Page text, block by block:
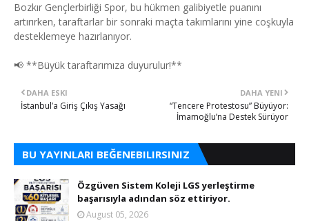
Bozkır Gençlerbirliği Spor, bu hükmen galibiyetle puanını
artırırken, taraftarlar bir sonraki maçta takımlarını yine coşkuyla
desteklemeye hazırlanıyor.
📢 **Büyük taraftarımıza duyurulur!**
DAHA YENI
“Tencere Protestosu” Büyüyor:
İmamoğlu’na Destek Sürüyor
DAHA ESKI
İstanbul’a Giriş Çıkış Yasağı
BU YAYINLARI BEĞENEBILIRSINIZ
Özgüven Sistem Koleji LGS yerleştirme
başarısıyla adından söz ettiriyor.
August 05, 2026